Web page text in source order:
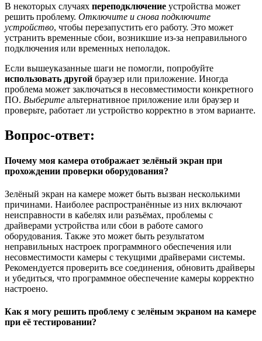
В некоторых случаях переподключение устройства может
решить проблему. Отключите и снова подключите
устройство, чтобы перезапустить его работу. Это может
устранить временные сбои, возникшие из-за неправильного
подключения или временных неполадок.
Если вышеуказанные шаги не помогли, попробуйте
использовать другой браузер или приложение. Иногда
проблема может заключаться в несовместимости конкретного
ПО. Выберите альтернативное приложение или браузер и
проверьте, работает ли устройство корректно в этом варианте.
Вопрос-ответ:
Почему моя камера отображает зелёный экран при
прохождении проверки оборудования?
Зелёный экран на камере может быть вызван несколькими
причинами. Наиболее распространённые из них включают
неисправности в кабелях или разъёмах, проблемы с
драйверами устройства или сбои в работе самого
оборудования. Также это может быть результатом
неправильных настроек программного обеспечения или
несовместимости камеры с текущими драйверами системы.
Рекомендуется проверить все соединения, обновить драйверы
и убедиться, что программное обеспечение камеры корректно
настроено.
Как я могу решить проблему с зелёным экраном на камере
при её тестировании?